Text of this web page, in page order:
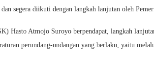
segera diikuti dengan langkah lanjutan oleh
Hasto Atmojo Suroyo berpendapat, langkah
perundang-undangan yang berlaku, yaitu